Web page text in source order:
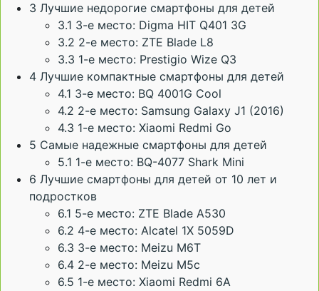
3 Лучшие недорогие смартфоны для детей
3.1 3-е место: Digma HIT Q401 3G
3.2 2-е место: ZTE Blade L8
3.3 1-е место: Prestigio Wize Q3
4 Лучшие компактные смартфоны для детей
4.1 3-е место: BQ 4001G Cool
4.2 2-е место: Samsung Galaxy J1 (2016)
4.3 1-е место: Xiaomi Redmi Go
5 Самые надежные смартфоны для детей
5.1 1-е место: BQ-4077 Shark Mini
6 Лучшие смартфоны для детей от 10 лет и
подростков
6.1 5-е место: ZTE Blade A530
6.2 4-е место: Alcatel 1X 5059D
6.3 3-е место: Meizu M6T
6.4 2-е место: Meizu M5c
6.5 1-е место: Xiaomi Redmi 6A